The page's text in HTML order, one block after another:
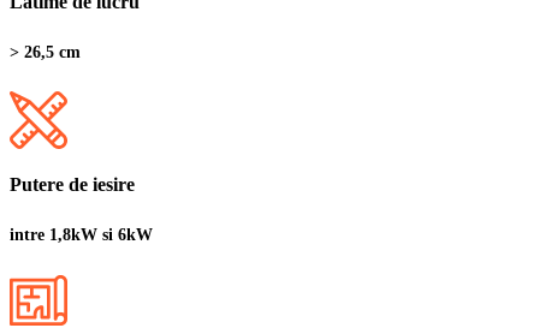
> 26,5 cm
Putere de iesire
intre 1,8kW si 6kW